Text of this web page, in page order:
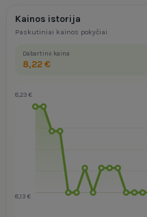
Kainos istorija
Paskutiniai kainos pokyčiai
Dabartinė kaina
8,22 €
8,23 €
8,13 €